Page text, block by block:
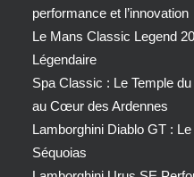
performance et l’innovation
Le Mans Classic Legend
Légendaire
Spa Classic : Le Temple
au Cœur des Ardennes
Lamborghini Diablo GT :
Séquoias